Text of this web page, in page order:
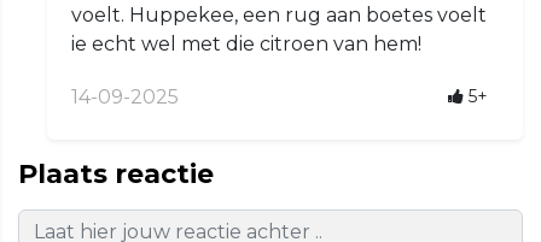
voelt. Huppekee, een rug aan boetes voelt
ie echt wel met die citroen van hem!
14-09-2025 5+
Plaats reactie